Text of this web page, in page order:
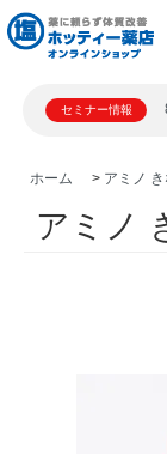
セミナー情報
ホーム > アミノ
アミノ